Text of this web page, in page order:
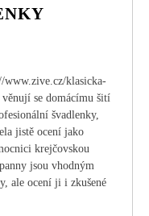
www.zive.cz/klasicka-
věnují se domácímu šití
švadlenky,
jistě ocení jako
krejčovskou
jsou vhodným
ale ocení ji i zkušené